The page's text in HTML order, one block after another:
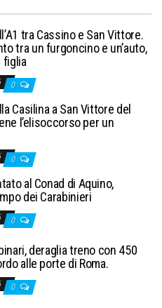
tra Cassino e San Vittore.
tra un furgoncino e un’auto,
figlia
0
Casilina a San Vittore del
l’elisoccorso per un
0
al Conad di Aquino,
dei Carabinieri
0
deraglia treno con 450
alle porte di Roma.
0